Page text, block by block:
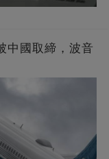
中國取締，波音